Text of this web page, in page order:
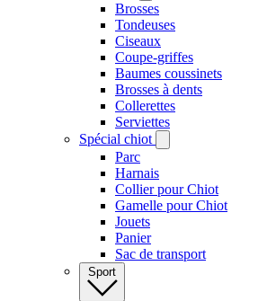
Brosses
Tondeuses
Ciseaux
Coupe-griffes
Baumes coussinets
Brosses à dents
Collerettes
Serviettes
Spécial chiot
Parc
Harnais
Collier pour Chiot
Gamelle pour Chiot
Jouets
Panier
Sac de transport
Sport